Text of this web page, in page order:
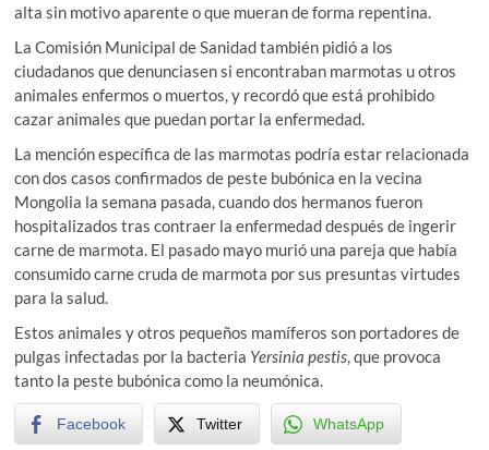
alta sin motivo aparente o que mueran de forma repentina.
La Comisión Municipal de Sanidad también pidió a los
ciudadanos que denunciasen si encontraban marmotas u otros
animales enfermos o muertos, y recordó que está prohibido
cazar animales que puedan portar la enfermedad.
La mención específica de las marmotas podría estar relacionada
con dos casos confirmados de peste bubónica en la vecina
Mongolia la semana pasada, cuando dos hermanos fueron
hospitalizados tras contraer la enfermedad después de ingerir
carne de marmota. El pasado mayo murió una pareja que había
consumido carne cruda de marmota por sus presuntas virtudes
para la salud.
Estos animales y otros pequeños mamíferos son portadores de
pulgas infectadas por la bacteria Yersinia pestis, que provoca
tanto la peste bubónica como la neumónica.
Facebook Twitter WhatsApp